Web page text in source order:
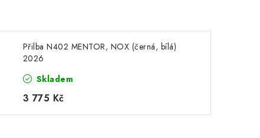
Přilba N402 MENTOR, NOX (černá, bílá)
2026
Skladem
3 775 Kč